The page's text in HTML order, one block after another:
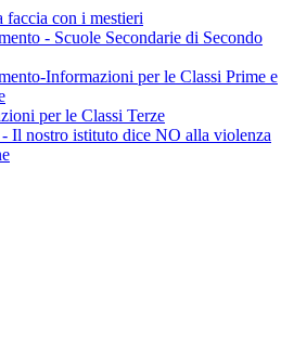
faccia con i mestieri
- Scuole Secondarie di Secondo
Informazioni per le Classi Prime e
per le Classi Terze
Il nostro istituto dice NO alla violenza